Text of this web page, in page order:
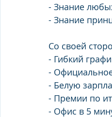
- Знание
- Знание
Со своей
- Гибкий
-
- Белую
- Премии по
- Офис в 5